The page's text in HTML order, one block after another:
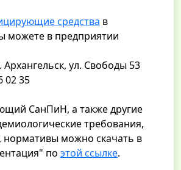
средства в
можете в предприятии
Архангельск, ул. Свободы 53
02 35
СанПиН, а также другие
требования,
нормативы можно скачать в
по этой ссылке.